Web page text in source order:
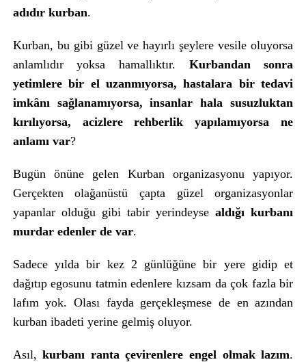
adıdır kurban.
Kurban, bu gibi güzel ve hayırlı şeylere vesile oluyorsa
anlamlıdır yoksa hamallıktır. Kurbandan sonra
yetimlere bir el uzanmıyorsa, hastalara bir tedavi
imkânı sağlanamıyorsa, insanlar hala susuzluktan
kırılıyorsa, acizlere rehberlik yapılamıyorsa ne
anlamı var?
Bugün önüne gelen Kurban organizasyonu yapıyor.
Gerçekten olağanüstü çapta güzel organizasyonlar
yapanlar olduğu gibi tabir yerindeysealdığı kurbanı
murdar edenler de var.
Sadece yılda bir kez 2 günlüğüne bir yere gidip et
dağıtıp egosunu tatmin edenlere kızsam da çok fazla bir
lafım yok. Olası fayda gerçekleşmese de en azından
kurban ibadeti yerine gelmiş oluyor.
Asıl,kurbanı ranta çevirenlere engel olmak lazım.